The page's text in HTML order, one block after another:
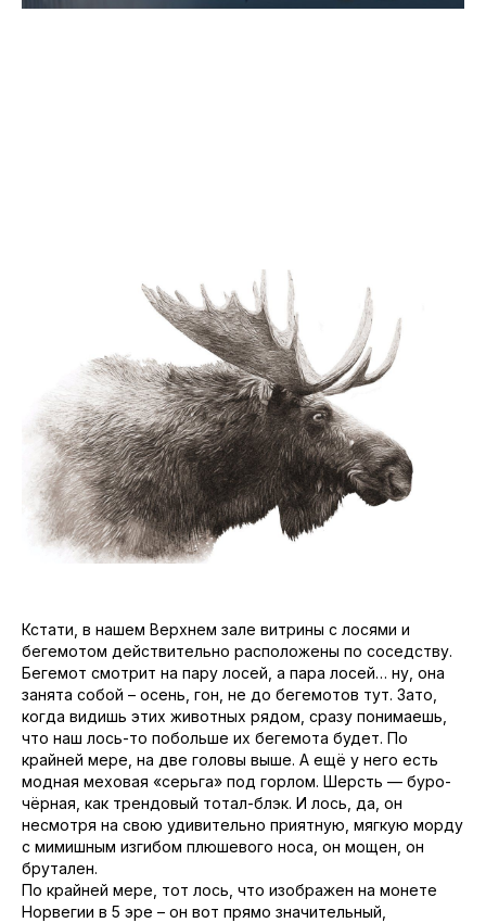
Кстати, в нашем Верхнем зале витрины с лосями и
бегемотом действительно расположены по соседству.
Бегемот смотрит на пару лосей, а пара лосей… ну, она
занята собой – осень, гон, не до бегемотов тут. Зато,
когда видишь этих животных рядом, сразу понимаешь,
что наш лось-то побольше их бегемота будет. По
крайней мере, на две головы выше. А ещё у него есть
модная меховая «серьга» под горлом. Шерсть — буро-
чёрная, как трендовый тотал-блэк. И лось, да, он
несмотря на свою удивительно приятную, мягкую морду
с мимишным изгибом плюшевого носа, он мощен, он
брутален.
По крайней мере, тот лось, что изображен на монете
Норвегии в 5 эре – он вот прямо значительный,